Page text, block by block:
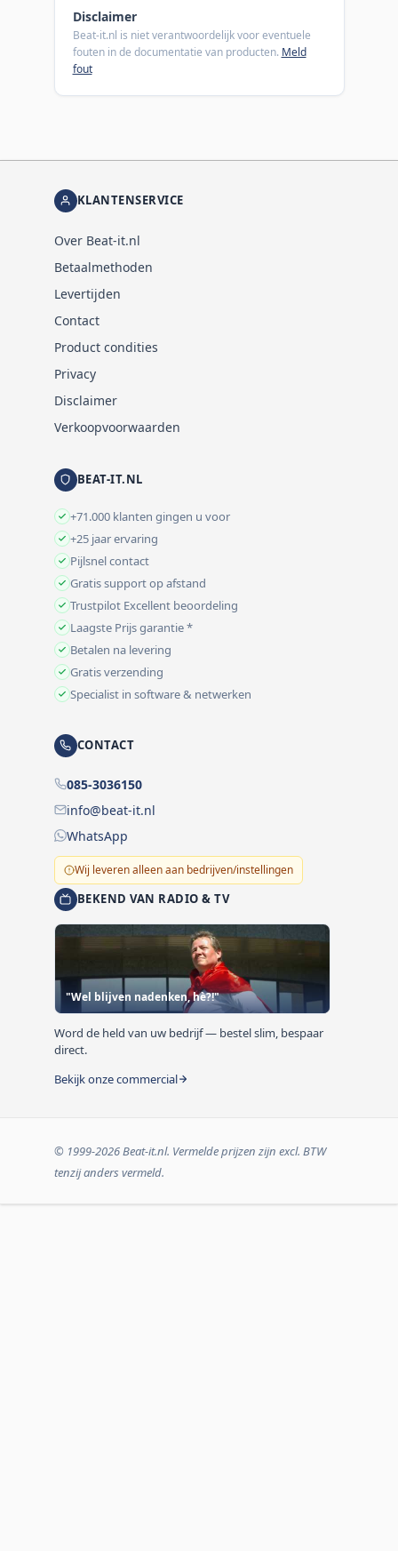
Disclaimer
Beat-it.nl is niet verantwoordelijk voor eventuele
fouten in de documentatie van producten. Meld
fout
KLANTENSERVICE
Over Beat-it.nl
Betaalmethoden
Levertijden
Contact
Product condities
Privacy
Disclaimer
Verkoopvoorwaarden
BEAT-IT.NL
+71.000 klanten gingen u voor
+25 jaar ervaring
Pijlsnel contact
Gratis support op afstand
Trustpilot Excellent beoordeling
Laagste Prijs garantie *
Betalen na levering
Gratis verzending
Specialist in software & netwerken
CONTACT
085-3036150
info@beat-it.nl
WhatsApp
Wij leveren alleen aan bedrijven/instellingen
BEKEND VAN RADIO & TV
"Wel blijven nadenken, hè?!"
Word de held van uw bedrijf — bestel slim, bespaar
direct.
Bekijk onze commercial
© 1999-2026 Beat-it.nl. Vermelde prijzen zijn excl. BTW
tenzij anders vermeld.